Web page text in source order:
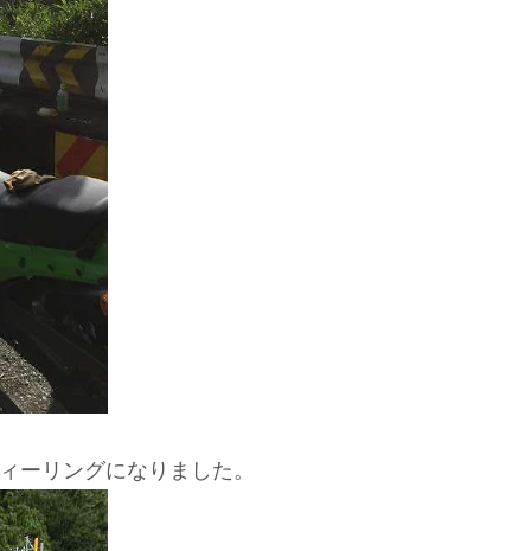
ーリングになりました。